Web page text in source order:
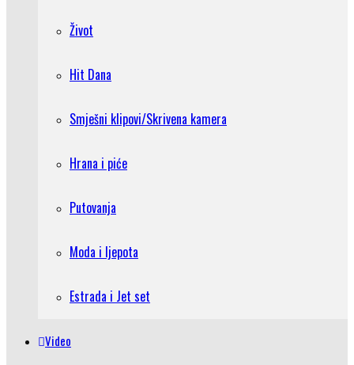
Život
Hit Dana
Smješni klipovi/Skrivena kamera
Hrana i piće
Putovanja
Moda i ljepota
Estrada i Jet set
Video